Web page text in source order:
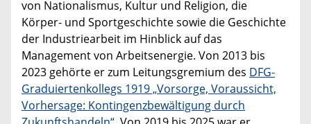
von Nationalismus, Kultur und Religion, die
Körper- und Sportgeschichte sowie die Geschichte
der Industriearbeit im Hinblick auf das
Management von Arbeitsenergie. Von 2013 bis
2023 gehörte er zum Leitungsgremium des DFG-
Graduiertenkollegs 1919 „Vorsorge, Voraussicht,
Vorhersage: Kontingenzbewältigung durch